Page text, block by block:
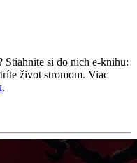
Stiahnite si do nich e-knihu:
život stromom. Viac
.